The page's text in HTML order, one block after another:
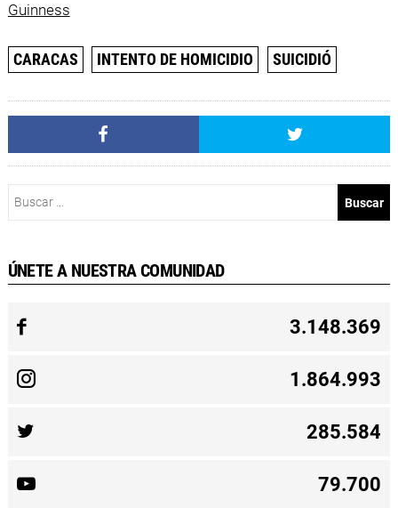
Guinness
CARACAS INTENTO DE HOMICIDIO SUICIDIÓ
ÚNETE A NUESTRA COMUNIDAD
3.148.369
1.864.993
285.584
79.700